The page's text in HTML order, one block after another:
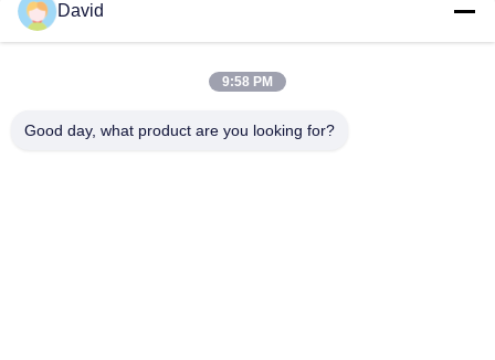
Basiertes flexibles Bremsgummiband, das geformte
Bremsbelag-Rolle für Bremsband zeichnet
Geformtes Bremsband, das flexible geformte Bremsbeläge
David
9:58 PM
Good day, what product are you looking for?